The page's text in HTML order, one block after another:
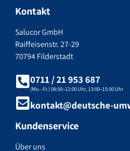
Kontakt
Salucor GmbH
Raiffeisenstr. 27-29
70794 Filderstadt
0711 / 21 953 687
(Mo.–Fr.) 08:00–12:00 Uhr, 13:00–15:00 Uhr
kontakt@deutsche-
Kundenservice
Über uns